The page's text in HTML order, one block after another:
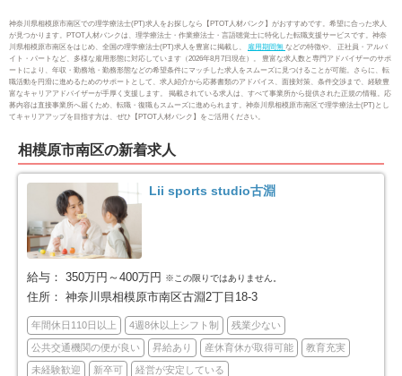
横浜市金沢区 51 横浜市港北区 125
横浜市戸塚区 100 横浜市港南区 88
横浜市旭区 104
横浜市瀬谷区 横浜市栄区
横浜市泉区 54
横浜市都筑区 79 川崎市全域
川崎市川崎区 66 川崎市幸区 61
川崎市中原区 71 川崎市高津区
神奈川県相模原市南区での理学療法士(PT)求人をお探しなら【PTOT人材バンク】がおすすめです。希望に合った求人
が見つかります。PTOT人材バンクは、理学療法士・作業療法士・言語聴覚士に特化した転職支援サービスです。神奈
川県相模原市南区をはじめ、全国の理学療法士(PT)求人を豊富に掲載し、
雇用期間無 などの特徴や、 正社員・アルバ
イト・パートなど、多様な雇用形態に対応しています（2026年8月7日現在）。 豊富な求人数と専門アドバイザーのサポ
ートにより、年収・勤務地・勤務形態などの希望条件にマッチした求人をスムーズに見つけることが可能。さらに、転
職活動を円滑に進めるためのサポートとして、求人紹介から応募書類のアドバイス、面接対策、条件交渉まで、経験豊
富なキャリアアドバイザーが手厚く支援します。 掲載されている求人は、すべて事業所から提供された正規の情報。応
募内容は直接事業所へ届くため、転職・復職もスムーズに進められます。神奈川県相模原市南区で理学療法士(PT)とし
てキャリアアップを目指す方は、ぜひ【PTOT人材バンク】をご活用ください。
相模原市南区の新着求人
Lii sports studio古淵
給与： 350万円～400万円 ※この限りではありません。
住所： 神奈川県相模原市南区古淵2丁目18-3
年間休日110日以上 4週8休以上シフト制 残業少ない
公共交通機関の便が良い 昇給あり 産休育休が取得可能 教育充実
未経験歓迎 新卒可 経営が安定している